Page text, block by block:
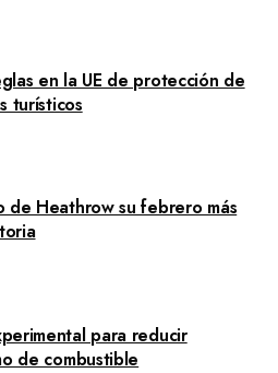
en la UE de protección de
turísticos
de Heathrow su febrero más
para reducir
de combustible